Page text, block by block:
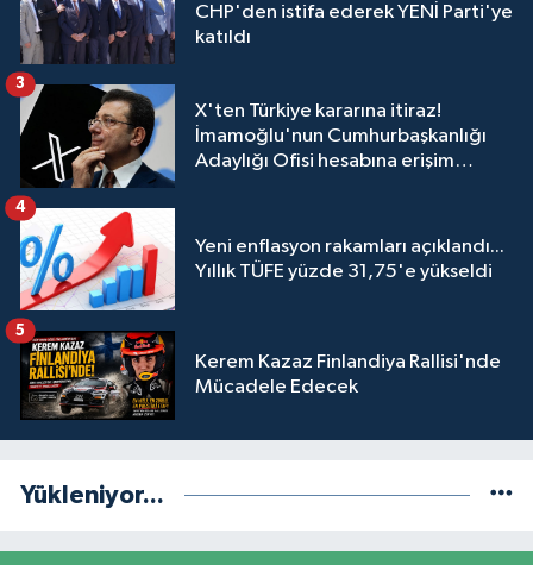
CHP'den istifa ederek YENİ Parti'ye
katıldı
X'ten Türkiye kararına itiraz!
İmamoğlu'nun Cumhurbaşkanlığı
Adaylığı Ofisi hesabına erişim
3
Yeni enflasyon rakamları açıklandı...
Yıllık TÜFE yüzde 31,75'e yükseldi
4
Kerem Kazaz Finlandiya Rallisi'nde
Mücadele Edecek
5
Yükleniyor...